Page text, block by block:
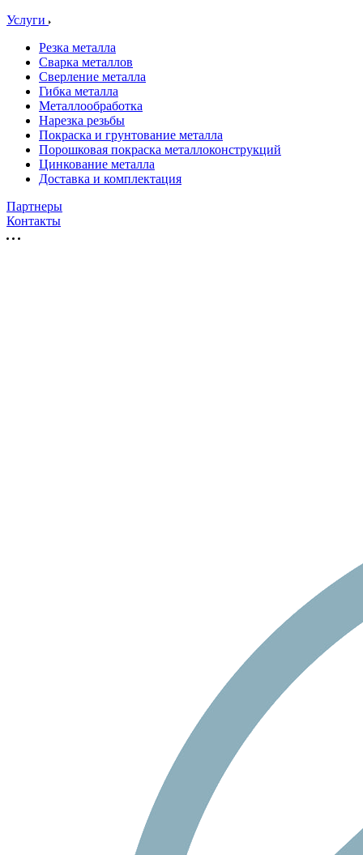
Услуги
Резка металла
Сварка металлов
Сверление металла
Гибка металла
Металлообработка
Нарезка резьбы
Покраска и грунтование металла
Порошковая покраска металлоконструкций
Цинкование металла
Доставка и комплектация
Партнеры
Контакты